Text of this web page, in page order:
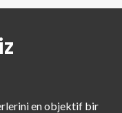
en objektif bir